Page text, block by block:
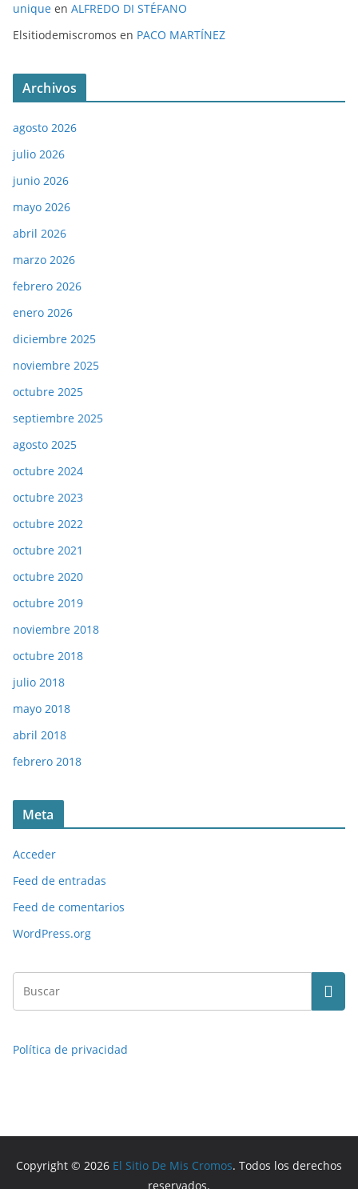
unique en ALFREDO DI STÉFANO
Elsitiodemiscromos en PACO MARTÍNEZ
Archivos
agosto 2026
julio 2026
junio 2026
mayo 2026
abril 2026
marzo 2026
febrero 2026
enero 2026
diciembre 2025
noviembre 2025
octubre 2025
septiembre 2025
agosto 2025
octubre 2024
octubre 2023
octubre 2022
octubre 2021
octubre 2020
octubre 2019
noviembre 2018
octubre 2018
julio 2018
mayo 2018
abril 2018
febrero 2018
Meta
Acceder
Feed de entradas
Feed de comentarios
WordPress.org
Política de privacidad
Copyright © 2026 El Sitio De Mis Cromos. Todos los derechos
reservados.